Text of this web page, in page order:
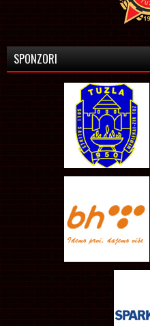
SPONZORI